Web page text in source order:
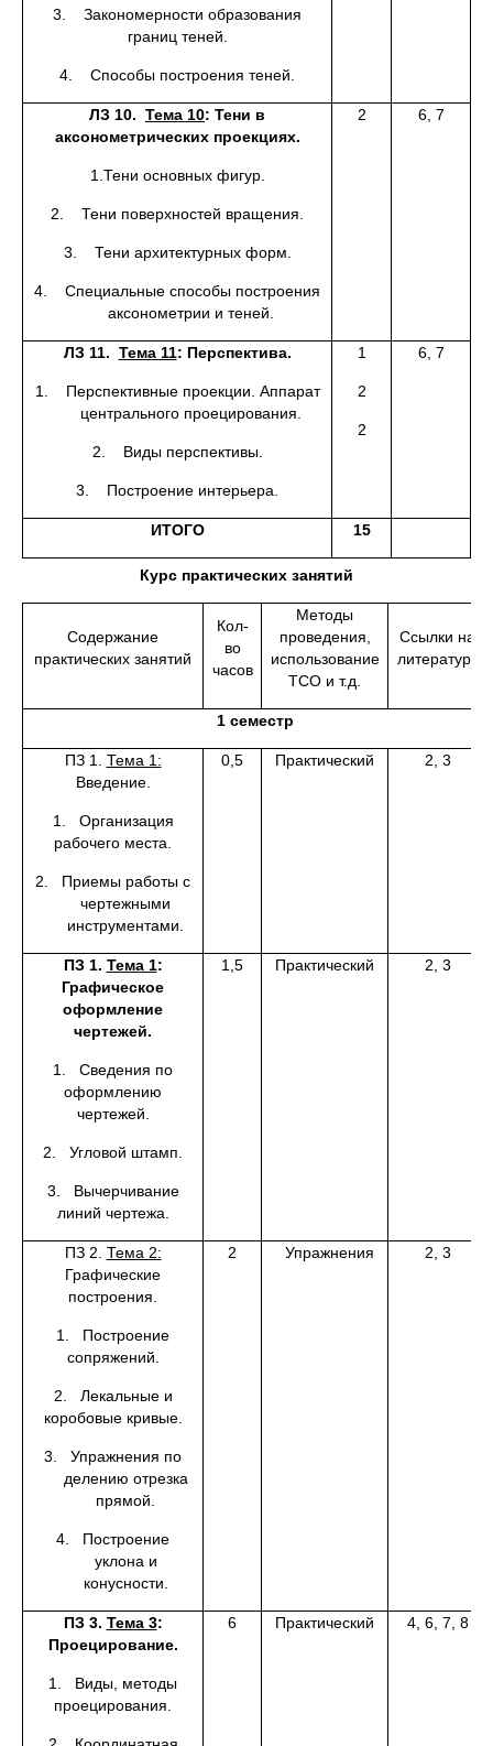
3. Закономерности образования
границ теней.
4. Способы построения теней.
ЛЗ 10. Тема 10: Тени в
аксонометрических проекциях.
1.Тени основных фигур.
2. Тени поверхностей вращения.
3. Тени архитектурных форм.
4. Специальные способы построения
аксонометрии и теней.
2 6, 7
ЛЗ 11. Тема 11: Перспектива.
1. Перспективные проекции. Аппарат
центрального проецирования.
2. Виды перспективы.
3. Построение интерьера.
1
2
2
6, 7
ИТОГО 15
Курс практических занятий
Содержание
практических занятий
Кол-
во
часов
Методы
проведения,
использование
ТСО и т.д.
Ссылки на
литературу
1 семестр
ПЗ 1. Тема 1:
Введение.
1. Организация
рабочего места.
2. Приемы работы с
чертежными
инструментами.
0,5 Практический 2, 3
ПЗ 1. Тема 1:
Графическое
оформление
чертежей.
1. Сведения по
оформлению
чертежей.
2. Угловой штамп.
3. Вычерчивание
линий чертежа.
1,5 Практический 2, 3
ПЗ 2. Тема 2:
Графические
построения.
1. Построение
сопряжений.
2. Лекальные и
коробовые кривые.
3. Упражнения по
делению отрезка
прямой.
4. Построение
уклона и
конусности.
2 Упражнения 2, 3
ПЗ 3. Тема 3:
Проецирование.
1. Виды, методы
проецирования.
6 Практический 4, 6, 7, 8